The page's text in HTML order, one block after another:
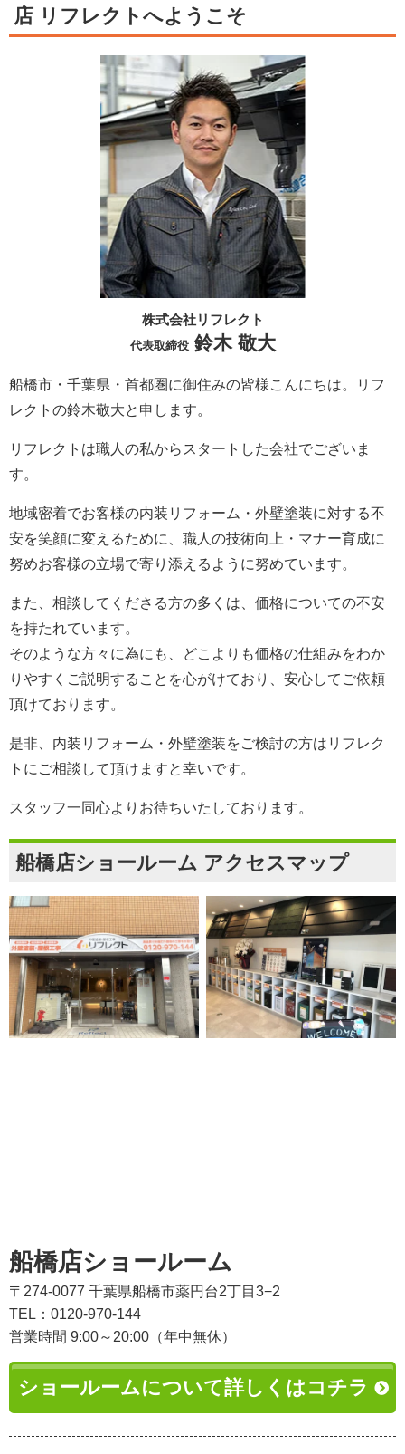
店 リフレクトへようこそ
株式会社リフレクト
代表取締役鈴木 敬大
船橋市・千葉県・首都圏に御住みの皆様こんにちは。
リフ
レクト の鈴木敬大と申します。
リフレクト は職人の私からスタートした会社でございま
す。
地域密着でお客様の内装リフォーム・外壁塗装に対する不
安を笑顔に変えるために、職人の技術向上・マナー育成に
努めお客様の立場で寄り添えるように努めています。
また、相談してくださる方の多くは、価格についての不安
を持たれています。
そのような方々に為にも、どこよりも価格の仕組みをわか
りやすくご説明することを心がけており、安心してご依頼
頂けております。
是非、内装リフォーム・外壁塗装をご検討の方は リフレク
ト にご相談して頂けますと幸いです。
スタッフ一同心よりお待ちいたしております。
船橋店ショールーム アクセスマップ
船橋店ショールーム
〒274-0077 千葉県船橋市薬円台2丁目3−2
TEL：0120-970-144
営業時間 9:00～20:00（年中無休）
ショールームについて詳しくはコチラ